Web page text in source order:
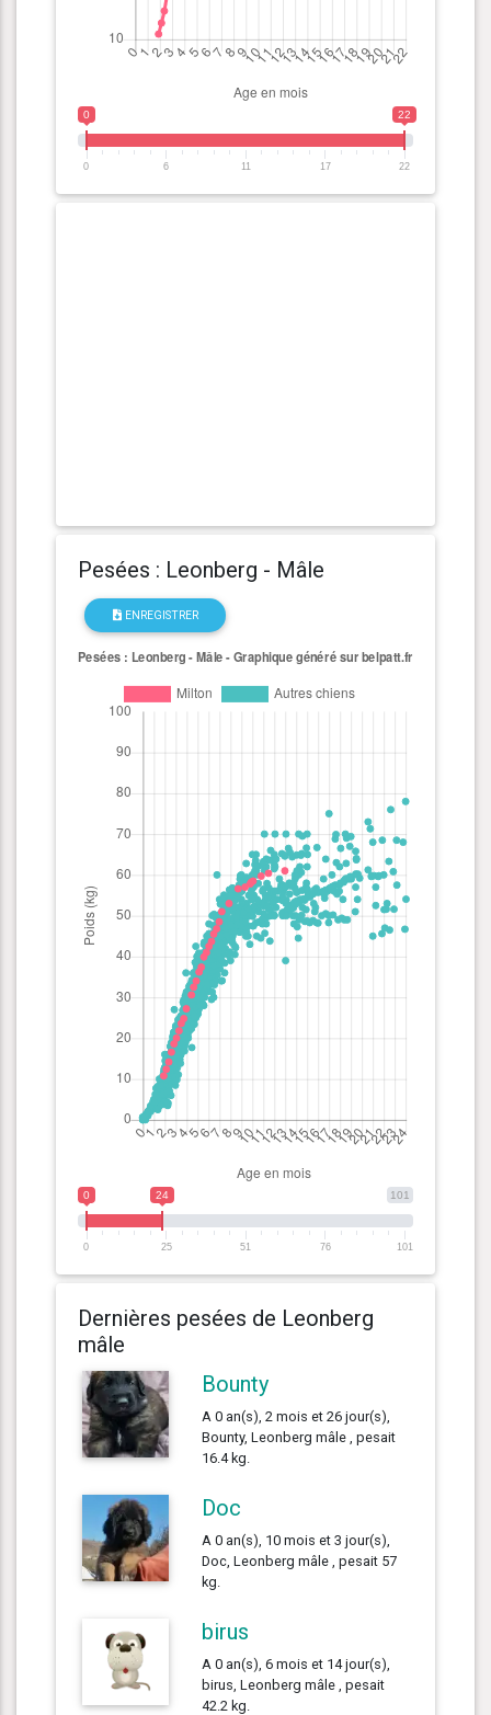
0 22
0 6 11 17 22
Pesées : Leonberg - Mâle
ENREGISTRER
101
0 24
0 25 51 76 101
Dernières pesées de Leonberg
mâle
Bounty
A 0 an(s), 2 mois et 26 jour(s),
Bounty, Leonberg mâle , pesait
16.4 kg.
Doc
A 0 an(s), 10 mois et 3 jour(s),
Doc, Leonberg mâle , pesait 57
kg.
birus
A 0 an(s), 6 mois et 14 jour(s),
birus, Leonberg mâle , pesait
42.2 kg.